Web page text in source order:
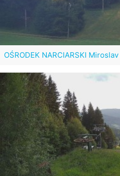
OŚRODEK NARCIARSKI